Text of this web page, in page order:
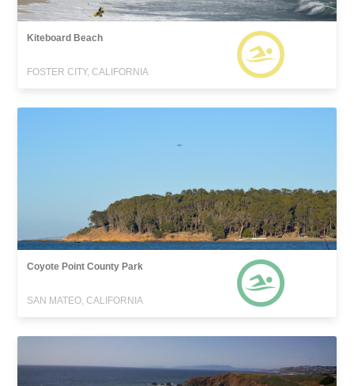
Kiteboard Beach
FOSTER CITY, CALIFORNIA
Coyote Point County Park
SAN MATEO, CALIFORNIA